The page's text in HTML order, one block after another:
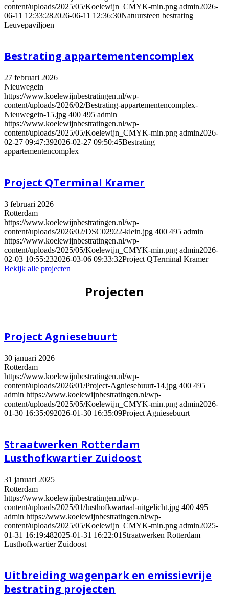
content/uploads/2025/05/Koelewijn_CMYK-min.png admin2026-
06-11 12:33:282026-06-11 12:36:30Natuursteen bestrating
Leuvepaviljoen
Bestrating appartementencomplex
27 februari 2026
Nieuwegein
https://www.koelewijnbestratingen.nl/wp-
content/uploads/2026/02/Bestrating-appartementencomplex-
Nieuwegein-15.jpg 400 495 admin
https://www.koelewijnbestratingen.nl/wp-
content/uploads/2025/05/Koelewijn_CMYK-min.png admin2026-
02-27 09:47:392026-02-27 09:50:45Bestrating
appartementencomplex
Project QTerminal Kramer
3 februari 2026
Rotterdam
https://www.koelewijnbestratingen.nl/wp-
content/uploads/2026/02/DSC02922-klein.jpg 400 495 admin
https://www.koelewijnbestratingen.nl/wp-
content/uploads/2025/05/Koelewijn_CMYK-min.png admin2026-
02-03 10:55:232026-03-06 09:33:32Project QTerminal Kramer
Bekijk alle projecten
Projecten
Project Agniesebuurt
30 januari 2026
Rotterdam
https://www.koelewijnbestratingen.nl/wp-
content/uploads/2026/01/Project-Agniesebuurt-14.jpg 400 495
admin https://www.koelewijnbestratingen.nl/wp-
content/uploads/2025/05/Koelewijn_CMYK-min.png admin2026-
01-30 16:35:092026-01-30 16:35:09Project Agniesebuurt
Straatwerken Rotterdam
Lusthofkwartier Zuidoost
31 januari 2025
Rotterdam
https://www.koelewijnbestratingen.nl/wp-
content/uploads/2025/01/lusthofkwartaal-uitgelicht.jpg 400 495
admin https://www.koelewijnbestratingen.nl/wp-
content/uploads/2025/05/Koelewijn_CMYK-min.png admin2025-
01-31 16:19:482025-01-31 16:22:01 Straatwerken Rotterdam
Lusthofkwartier Zuidoost
Uitbreiding wagenpark en emissievrije
bestrating projecten